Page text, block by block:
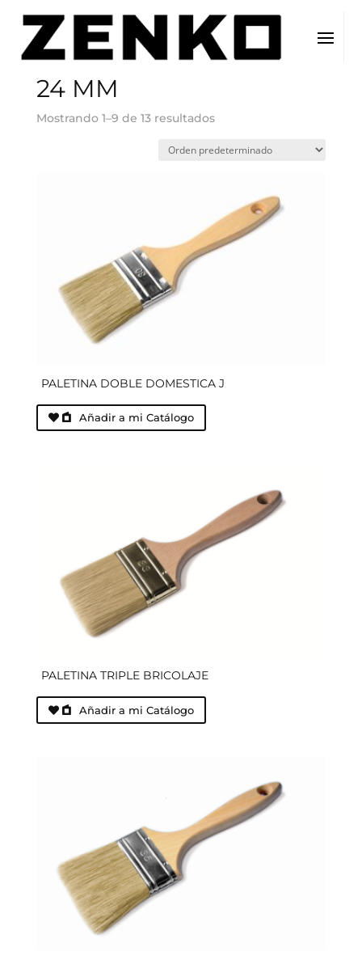
Inicio / Tamaño del producto / 24 MM
24 MM
Mostrando 1–9 de 13 resultados
PALETINA DOBLE DOMESTICA J
Añadir a mi Catálogo
PALETINA TRIPLE BRICOLAJE
Añadir a mi Catálogo